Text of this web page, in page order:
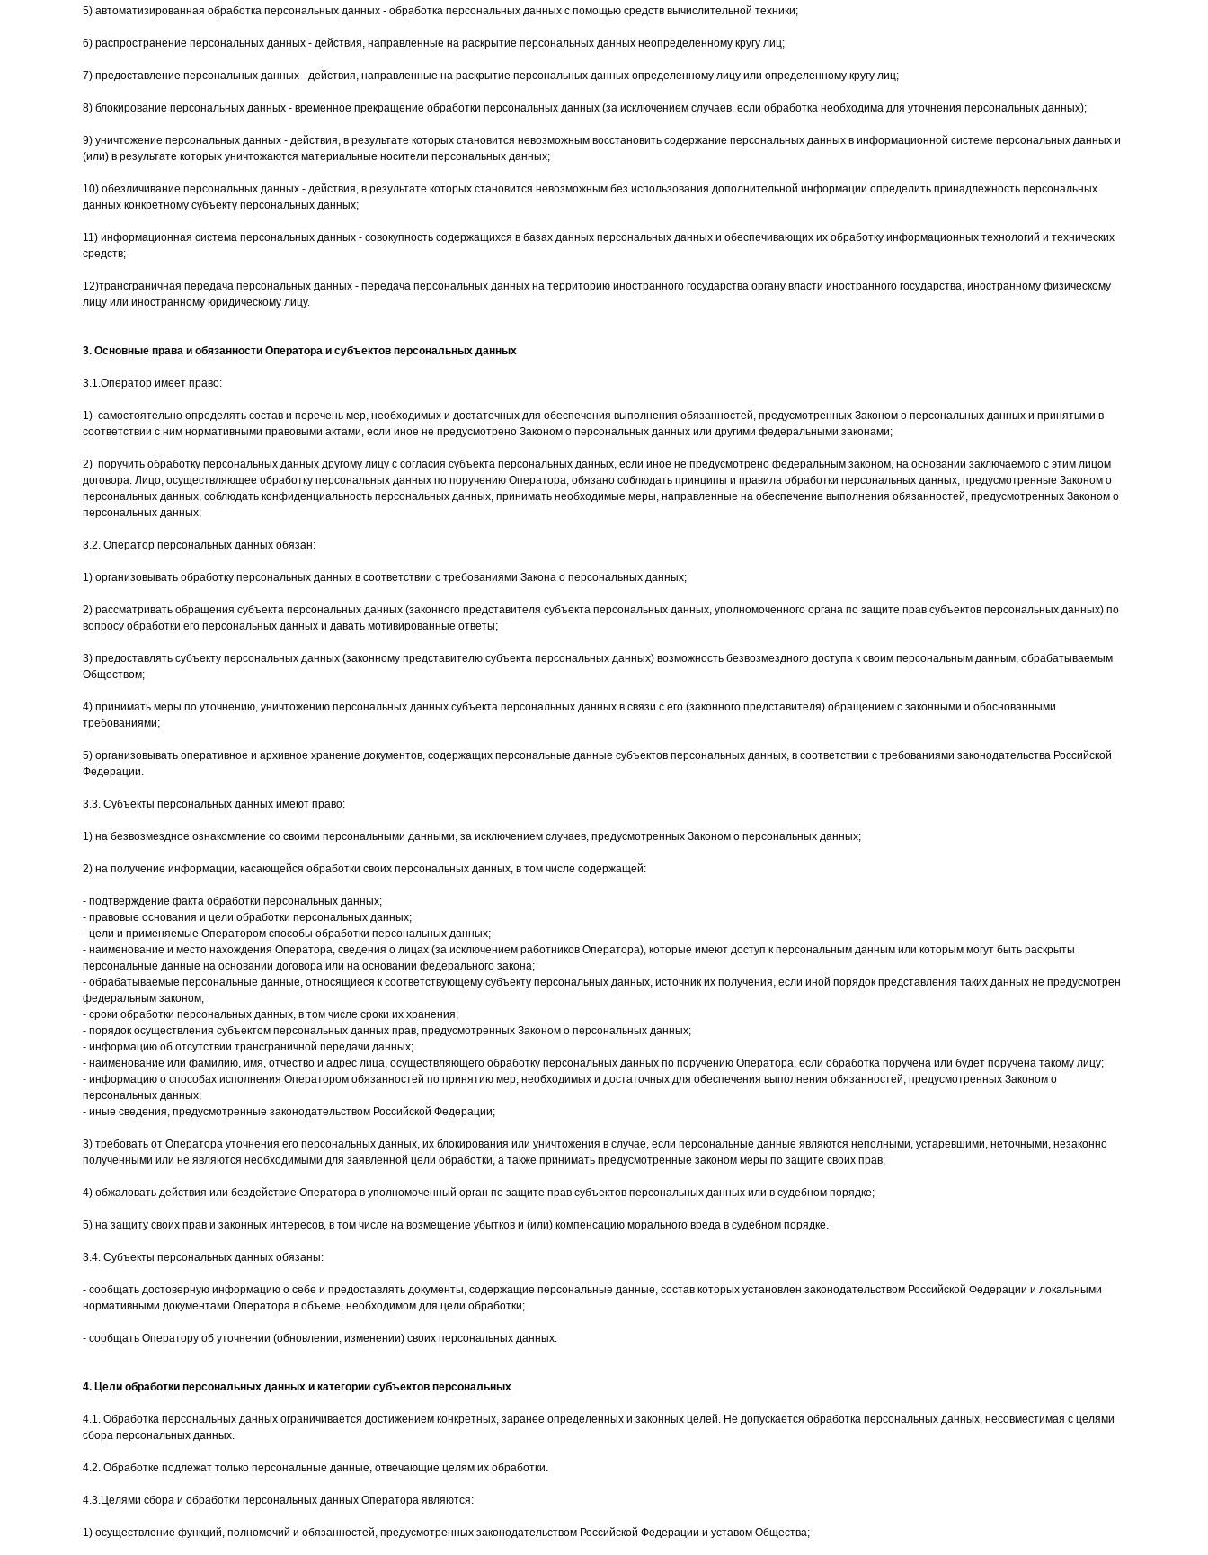
5) автоматизированная обработка персональных данных - обработка персональных данных с помощью средств вычислительной техники;
6) распространение персональных данных - действия, направленные на раскрытие персональных данных неопределенному кругу лиц;
7) предоставление персональных данных - действия, направленные на раскрытие персональных данных определенному лицу или определенному кругу лиц;
8) блокирование персональных данных - временное прекращение обработки персональных данных (за исключением случаев, если обработка необходима для уточнения персональных данных);
9) уничтожение персональных данных - действия, в результате которых становится невозможным восстановить содержание персональных данных в информационной системе персональных данных и
(или) в результате которых уничтожаются материальные носители персональных данных;
10) обезличивание персональных данных - действия, в результате которых становится невозможным без использования дополнительной информации определить принадлежность персональных
данных конкретному субъекту персональных данных;
11) информационная система персональных данных - совокупность содержащихся в базах данных персональных данных и обеспечивающих их обработку информационных технологий и технических
средств;
12)трансграничная передача персональных данных - передача персональных данных на территорию иностранного государства органу власти иностранного государства, иностранному физическому
лицу или иностранному юридическому лицу.
3. Основные права и обязанности Оператора и субъектов персональных данных
3.1.Оператор имеет право:
1) самостоятельно определять состав и перечень мер, необходимых и достаточных для обеспечения выполнения обязанностей, предусмотренных Законом о персональных данных и принятыми в
соответствии с ним нормативными правовыми актами, если иное не предусмотрено Законом о персональных данных или другими федеральными законами;
2) поручить обработку персональных данных другому лицу с согласия субъекта персональных данных, если иное не предусмотрено федеральным законом, на основании заключаемого с этим лицом
договора. Лицо, осуществляющее обработку персональных данных по поручению Оператора, обязано соблюдать принципы и правила обработки персональных данных, предусмотренные Законом о
персональных данных, соблюдать конфиденциальность персональных данных, принимать необходимые меры, направленные на обеспечение выполнения обязанностей, предусмотренных Законом о
персональных данных;
3.2. Оператор персональных данных обязан:
1) организовывать обработку персональных данных в соответствии с требованиями Закона о персональных данных;
2) рассматривать обращения субъекта персональных данных (законного представителя субъекта персональных данных, уполномоченного органа по защите прав субъектов персональных данных) по
вопросу обработки его персональных данных и давать мотивированные ответы;
3) предоставлять субъекту персональных данных (законному представителю субъекта персональных данных) возможность безвозмездного доступа к своим персональным данным, обрабатываемым
Обществом;
4) принимать меры по уточнению, уничтожению персональных данных субъекта персональных данных в связи с его (законного представителя) обращением с законными и обоснованными
требованиями;
5) организовывать оперативное и архивное хранение документов, содержащих персональные данные субъектов персональных данных, в соответствии с требованиями законодательства Российской
Федерации.
3.3. Субъекты персональных данных имеют право:
1) на безвозмездное ознакомление со своими персональными данными, за исключением случаев, предусмотренных Законом о персональных данных;
2) на получение информации, касающейся обработки своих персональных данных, в том числе содержащей:
- подтверждение факта обработки персональных данных;
- правовые основания и цели обработки персональных данных;
- цели и применяемые Оператором способы обработки персональных данных;
- наименование и место нахождения Оператора, сведения о лицах (за исключением работников Оператора), которые имеют доступ к персональным данным или которым могут быть раскрыты
персональные данные на основании договора или на основании федерального закона;
- обрабатываемые персональные данные, относящиеся к соответствующему субъекту персональных данных, источник их получения, если иной порядок представления таких данных не предусмотрен
федеральным законом;
- сроки обработки персональных данных, в том числе сроки их хранения;
- порядок осуществления субъектом персональных данных прав, предусмотренных Законом о персональных данных;
- информацию об отсутствии трансграничной передачи данных;
- наименование или фамилию, имя, отчество и адрес лица, осуществляющего обработку персональных данных по поручению Оператора, если обработка поручена или будет поручена такому лицу;
- информацию о способах исполнения Оператором обязанностей по принятию мер, необходимых и достаточных для обеспечения выполнения обязанностей, предусмотренных Законом о
персональных данных;
- иные сведения, предусмотренные законодательством Российской Федерации;
3) требовать от Оператора уточнения его персональных данных, их блокирования или уничтожения в случае, если персональные данные являются неполными, устаревшими, неточными, незаконно
полученными или не являются необходимыми для заявленной цели обработки, а также принимать предусмотренные законом меры по защите своих прав;
4) обжаловать действия или бездействие Оператора в уполномоченный орган по защите прав субъектов персональных данных или в судебном порядке;
5) на защиту своих прав и законных интересов, в том числе на возмещение убытков и (или) компенсацию морального вреда в судебном порядке.
3.4. Субъекты персональных данных обязаны:
- сообщать достоверную информацию о себе и предоставлять документы, содержащие персональные данные, состав которых установлен законодательством Российской Федерации и локальными
нормативными документами Оператора в объеме, необходимом для цели обработки;
- сообщать Оператору об уточнении (обновлении, изменении) своих персональных данных.
4. Цели обработки персональных данных и категории субъектов персональных
4.1. Обработка персональных данных ограничивается достижением конкретных, заранее определенных и законных целей. Не допускается обработка персональных данных, несовместимая с целями
сбора персональных данных.
4.2. Обработке подлежат только персональные данные, отвечающие целям их обработки.
4.3.Целями сбора и обработки персональных данных Оператора являются:
1) осуществление функций, полномочий и обязанностей, предусмотренных законодательством Российской Федерации и уставом Общества;